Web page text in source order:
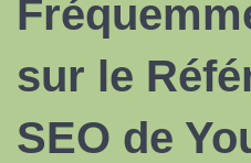
sur le
SEO de